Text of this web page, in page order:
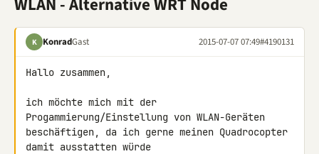
K KonradGast 2015-07-07 07:49#4190131
Hallo zusammen,
ich möchte mich mit der
Progammierung/Einstellung von WLAN-Geräten
beschäftigen, da ich gerne meinen Quadrocopter
damit ausstatten würde